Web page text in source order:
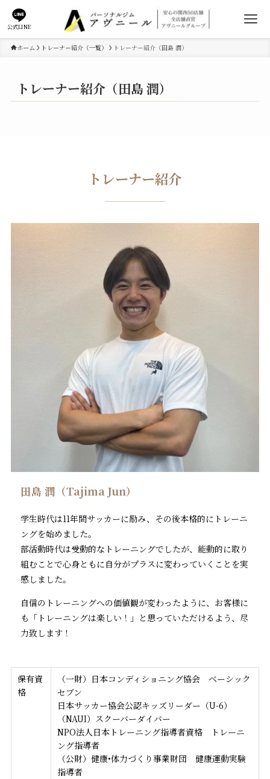
公式LINE
ホーム トレーナー紹介（一覧） トレーナー紹介（田島 潤）
トレーナー紹介（田島 潤）
トレーナー紹介
田島 潤（Tajima Jun）
学生時代は11年間サッカーに励み、その後本格的にトレーニ
ングを始めました。
部活動時代は受動的なトレーニングでしたが、能動的に取り
組むことで心身ともに自分がプラスに変わっていくことを実
感しました。
自信のトレーニングへの価値観が変わったように、お客様に
も「トレーニングは楽しい！」と思っていただけるよう、尽
力致します！
保有資
格
（一財）日本コンディショニング協会 ベーシック
セブン
日本サッカー協会公認キッズリーダー（U-6）
（NAUI）スクーバーダイバー
NPO法人日本トレーニング指導者資格 トレーニ
ング指導者
（公財）健康•体力づくり事業財団 健康運動実験
指導者